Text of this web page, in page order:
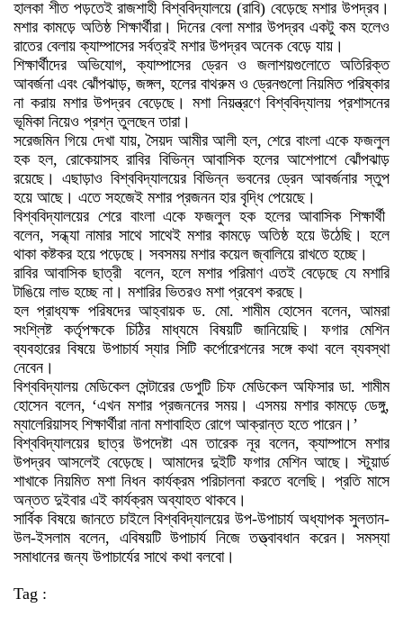
হালকা শীত পড়তেই রাজশাহী বিশ্ববিদ্যালয়ে (রাবি) বেড়েছে মশার উপদ্রব।
মশার কামড়ে অতিষ্ঠ শিক্ষার্থীরা। দিনের বেলা মশার উপদ্রব একটু কম হলেও
রাতের বেলায় ক্যাম্পাসের সর্বত্রই মশার উপদ্রব অনেক বেড়ে যায়।
শিক্ষার্থীদের অভিযোগ, ক্যাম্পাসের ড্রেন ও জলাশয়গুলোতে অতিরিক্ত
আবর্জনা এবং ঝোঁপঝাড়, জঙ্গল, হলের বাথরুম ও ড্রেনগুলো নিয়মিত পরিষ্কার
না করায় মশার উপদ্রব বেড়েছে। মশা নিয়ন্ত্রণে বিশ্ববিদ্যালয় প্রশাসনের
ভূমিকা নিয়েও প্রশ্ন তুলছেন তারা।
সরেজমিন গিয়ে দেখা যায়, সৈয়দ আমীর আলী হল, শেরে বাংলা একে ফজলুল
হক হল, রোকেয়াসহ রাবির বিভিন্ন আবাসিক হলের আশেপাশে ঝোঁপঝাড়
রয়েছে। এছাড়াও বিশ্ববিদ্যালয়ের বিভিন্ন ভবনের ড্রেন আবর্জনার স্তুপ
হয়ে আছে। এতে সহজেই মশার প্রজনন হার বৃদ্ধি পেয়েছে।
বিশ্ববিদ্যালয়ের শেরে বাংলা একে ফজলুল হক হলের আবাসিক শিক্ষার্থী
বলেন, সন্ধ্যা নামার সাথে সাথেই মশার কামড়ে অতিষ্ঠ হয়ে উঠেছি। হলে
থাকা কষ্টকর হয়ে পড়েছে। সবসময় মশার কয়েল জ্বালিয়ে রাখতে হচ্ছে।
রাবির আবাসিক ছাত্রী বলেন, হলে মশার পরিমাণ এতই বেড়েছে যে মশারি
টাঙিয়ে লাভ হচ্ছে না। মশারির ভিতরও মশা প্রবেশ করছে।
হল প্রাধ্যক্ষ পরিষদের আহ্বায়ক ড. মো. শামীম হোসেন বলেন, আমরা
সংশ্লিষ্ট কর্তৃপক্ষকে চিঠির মাধ্যমে বিষয়টি জানিয়েছি। ফগার মেশিন
ব্যবহারের বিষয়ে উপাচার্য স্যার সিটি কর্পোরেশনের সঙ্গে কথা বলে ব্যবস্থা
নেবেন।
বিশ্ববিদ্যালয় মেডিকেল সেন্টারের ডেপুটি চিফ মেডিকেল অফিসার ডা. শামীম
হোসেন বলেন, ‘এখন মশার প্রজননের সময়। এসময় মশার কামড়ে ডেঙ্গু,
ম্যালেরিয়াসহ শিক্ষার্থীরা নানা মশাবাহিত রোগে আক্রান্ত হতে পারেন।’
বিশ্ববিদ্যালয়ের ছাত্র উপদেষ্টা এম তারেক নূর বলেন, ক্যাম্পাসে মশার
উপদ্রব আসলেই বেড়েছে। আমাদের দুইটি ফগার মেশিন আছে। স্টুয়ার্ড
শাখাকে নিয়মিত মশা নিধন কার্যক্রম পরিচালনা করতে বলেছি। প্রতি মাসে
অন্তত দুইবার এই কার্যক্রম অব্যাহত থাকবে।
সার্বিক বিষয়ে জানতে চাইলে বিশ্ববিদ্যালয়ের উপ-উপাচার্য অধ্যাপক সুলতান-
উল-ইসলাম বলেন, এবিষয়টি উপাচার্য নিজে তত্ত্বাবধান করেন। সমস্যা
সমাধানের জন্য উপাচার্যের সাথে কথা বলবো।
Tag :